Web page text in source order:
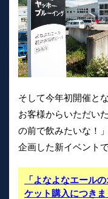
そして今年初開催と
お客様からいただい
の前で飲みたいな！
企画した新イベントで
「よなよなエール
ケット購入につき